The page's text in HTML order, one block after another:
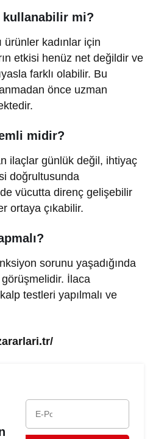
kullanabilir mi?
ürünler kadınlar için
etkisi henüz net değildir ve
farklı olabilir. Bu
önce uzman
midir?
ilaçlar günlük değil, ihtiyaç
doğrultusunda
vücutta direnç gelişebilir
ortaya çıkabilir.
sorunu yaşadığında
İlaca
testleri yapılmalı ve